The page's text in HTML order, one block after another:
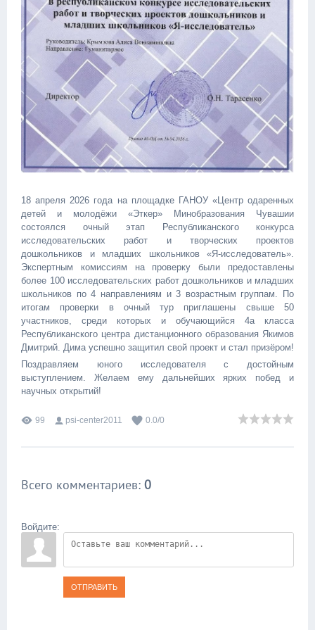
18 апреля 2026 года на площадке ГАНОУ «Центр одаренных
детей и молодёжи «Эткер» Минобразования Чувашии
состоялся очный этап Республиканского конкурса
исследовательских работ и творческих проектов
дошкольников и младших школьников «Я-исследователь».
Экспертным комиссиям на проверку были предоставлены
более 100 исследовательских работ дошкольников и младших
школьников по 4 направлениям и 3 возрастным группам. По
итогам проверки в очный тур приглашены свыше 50
участников, среди которых и обучающийся 4а класса
Республиканского центра дистанционного образования Якимов
Дмитрий. Дима успешно защитил свой проект и стал призёром!
Поздравляем юного исследователя с достойным
выступлением. Желаем ему дальнейших ярких побед и
научных открытий!
99 psi-center2011 0.0/0
Всего комментариев: 0
Войдите:
ОТПРАВИТЬ